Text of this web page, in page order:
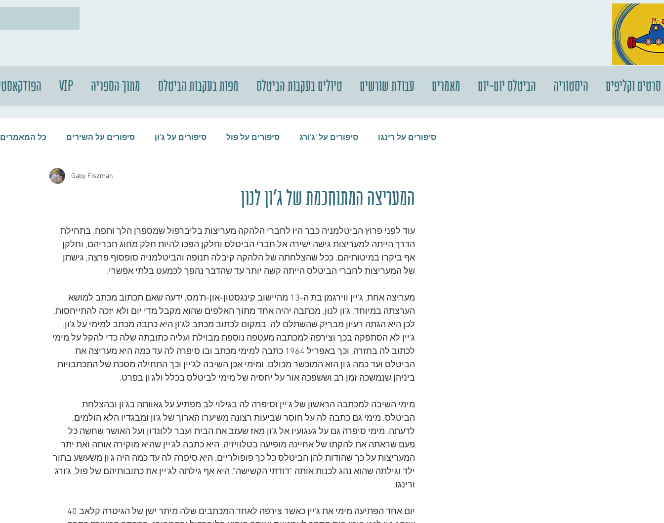
VIP מתוך הספריה מפות בעקבות הביטלס טיולים בעקבות הביטלס עבודת שורשים מאמרים הביטלס יום-יום היסטוריה סרטים וקליפים
כל המאמרים סיפורים על השירים סיפורים על ג'ון סיפורים על פול סיפורים על 'ג'ורג סיפורים על רינגו
סיפורים על הביטלס סיפורים על התקליטים
המעריצה המתוחכמת של ג'ון לנון
Gaby Fiszman
עוד לפני פרוץ הביטלמניה כבר היו לחברי הלהקה מעריצות בליברפול שמספרן הלך ותפח. בתחילת
הדרך הייתה למעריצות גישה ישירה אל חברי הביטלס וחלקן הפכו להיות חלק מחוג חבריהם, וחלקן
אף ביקרו במיטותיהם. ככל שהצלחתה של הלהקה קיבלה תנופה והביטלמניה סופסוף פרצה, גישתן
של המעריצות לחברי הביטלס הייתה קשה יותר עד שהדבר נהפך לכמעט בלתי אפשרי.
מעריצה אחת, ג'יין ווירגמן בת ה-13 מהיישוב קינגסטון-און-ת'מס, ידעה שאם תכתוב מכתב למושא
הערצתה במיוחד, ג'ון לנון, מכתבה יהיה אחד מתוך האלפים שהוא מקבל מדי יום ולא יזכה להתייחסות.
לכן היא הגתה רעיון מבריק שהשתלם לה. במקום לכתוב מכתב לג'ון היא כתבה מכתב למימי על ג'ון.
ג'יין לא הסתפקה בכך וצירפה למכתבה מעטפה נוספת מבוילת ועליה כתובתה שלה כדי להקל על מימי
לכתוב לה בחזרה. וכך באפריל 1964 כתבה למימי מכתב ובו סיפרה לה עד כמה היא מעריצה את
הביטלס ועד כמה ג'ון הוא המוכשר מכולם. ומימי אכן השיבה לג'יין וכך התחילה מסכת של התכתבויות
ביניהן שנמשכה זמן רב וששפכה אור על יחסיה של מימי לביטלס בכלל ולג'ון בפרט.
מימי השיבה למכתבה הראשון של ג'יין וסיפרה לה בגילוי לב מפתיע על גאוותה בג'ון ובהצלחת
הביטלס. מימי גם כתבה לה על חוסר שביעות רצונה משיערו הארוך של ג'ון ומבגדיו הלא הולמים,
לדעתה. מימי סיפרה גם על געגועיו אל ג'ון מאז שעזב את הבית ועבר ללונדון ועל האושר שחשה כל
פעם שראתה את להקתו של אחיינה מופיעה בטלוויזיה. היא כתבה לג'יין שהיא מוקירה אותה ואת יתר
המעריצות על כך שהודות להן הביטלס כל כך פופולריים. היא סיפרה לה עד כמה היה ג'ון משעשע בתור
ילד וגילתה שהוא נהג לכנות אותה "דודתי הקשישה". היא אף גילתה לג'יין את כתובותיהם של פול, ג'ורג'
ורינגו.